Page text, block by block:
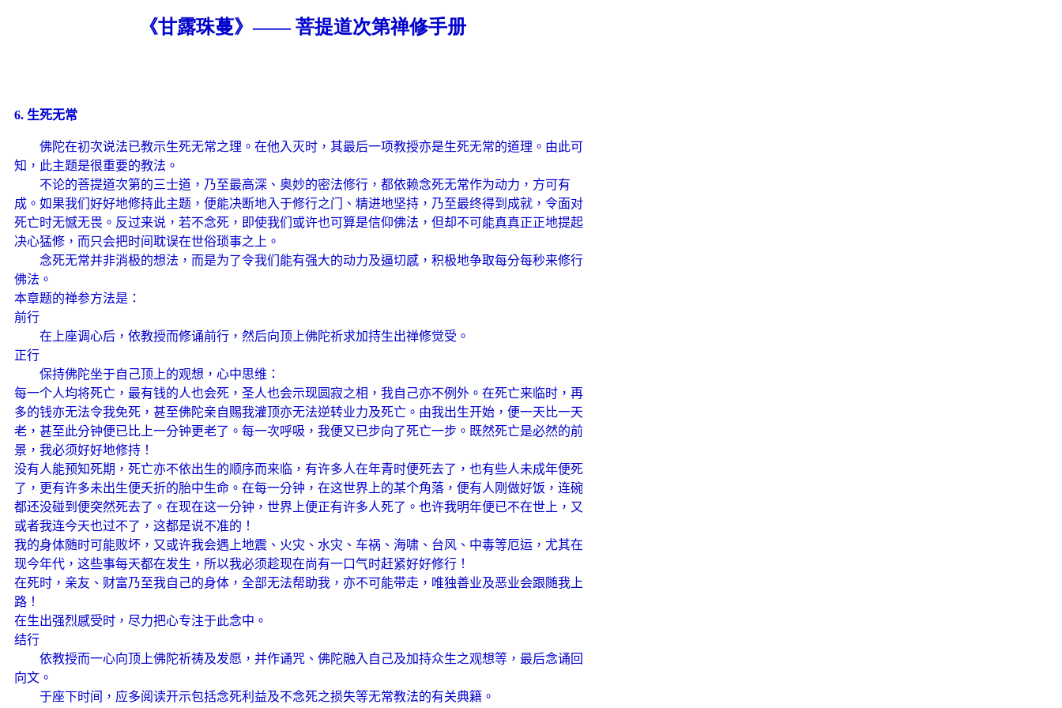
《甘露珠蔓》—— 菩提道次第禅修手册
6. 生死无常
佛陀在初次说法已教示生死无常之理。在他入灭时，其最后一项教授亦是生死无常的道理。由此可
知，此主题是很重要的教法。
不论的菩提道次第的三士道，乃至最高深、奥妙的密法修行，都依赖念死无常作为动力，方可有
成。如果我们好好地修持此主题，便能决断地入于修行之门、精进地坚持，乃至最终得到成就，令面对
死亡时无憾无畏。反过来说，若不念死，即使我们或许也可算是信仰佛法，但却不可能真真正正地提起
决心猛修，而只会把时间耽误在世俗琐事之上。
念死无常并非消极的想法，而是为了令我们能有强大的动力及逼切感，积极地争取每分每秒来修行
佛法。
本章题的禅参方法是：
前行
在上座调心后，依教授而修诵前行，然后向顶上佛陀祈求加持生出禅修觉受。
正行
保持佛陀坐于自己顶上的观想，心中思维：
每一个人均将死亡，最有钱的人也会死，圣人也会示现圆寂之相，我自己亦不例外。在死亡来临时，再
多的钱亦无法令我免死，甚至佛陀亲自赐我灌顶亦无法逆转业力及死亡。由我出生开始，便一天比一天
老，甚至此分钟便已比上一分钟更老了。每一次呼吸，我便又已步向了死亡一步。既然死亡是必然的前
景，我必须好好地修持！
没有人能预知死期，死亡亦不依出生的顺序而来临，有许多人在年青时便死去了，也有些人未成年便死
了，更有许多未出生便夭折的胎中生命。在每一分钟，在这世界上的某个角落，便有人刚做好饭，连碗
都还没碰到便突然死去了。在现在这一分钟，世界上便正有许多人死了。也许我明年便已不在世上，又
或者我连今天也过不了，这都是说不准的！
我的身体随时可能败坏，又或许我会遇上地震、火灾、水灾、车祸、海啸、台风、中毒等厄运，尤其在
现今年代，这些事每天都在发生，所以我必须趁现在尚有一口气时赶紧好好修行！
在死时，亲友、财富乃至我自己的身体，全部无法帮助我，亦不可能带走，唯独善业及恶业会跟随我上
路！
在生出强烈感受时，尽力把心专注于此念中。
结行
依教授而一心向顶上佛陀祈祷及发愿，并作诵咒、佛陀融入自己及加持众生之观想等，最后念诵回
向文。
于座下时间，应多阅读开示包括念死利益及不念死之损失等无常教法的有关典籍。